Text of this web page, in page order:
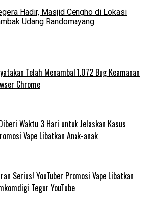
Hadir, Masjid Cengho di Lokasi
Udang Randomayang
Telah Menambal 1.072 Bug Keamanan
Chrome
Waktu 3 Hari untuk Jelaskan Kasus
Vape Libatkan Anak-anak
Serius! YouTuber Promosi Vape Libatkan
Tegur YouTube